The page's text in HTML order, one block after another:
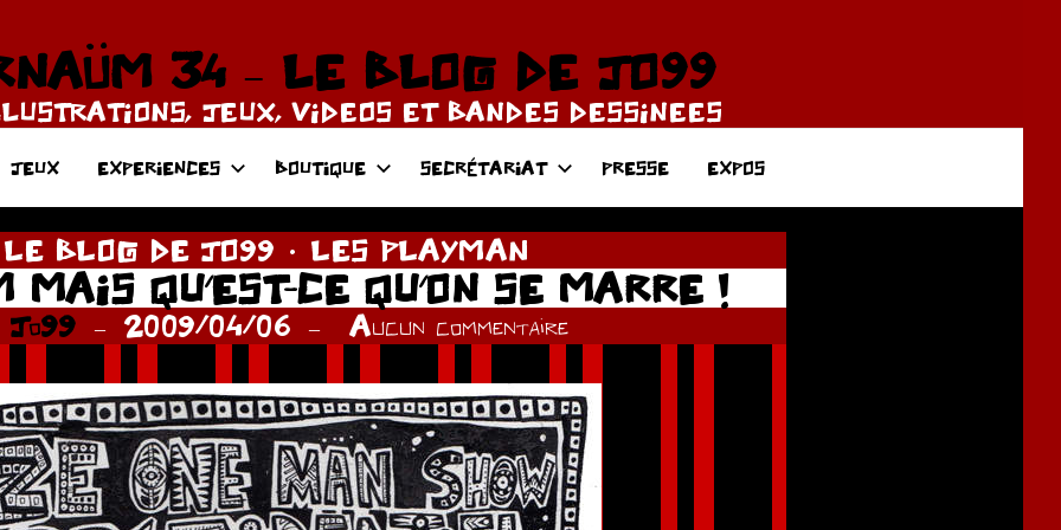
34 – LE BLOG DE JO99
JEUX, VIDEOS ET BANDES DESSINEES
JEUX EXPERIENCES BOUTIQUE SECRÉTARIAT PRESSE EXPOS
LE BLOG DE JO99 LES PLAYMAN
QU’EST-CE QU’ON SE MARRE !
Jo99 2009/04/06 Aucun commentaire